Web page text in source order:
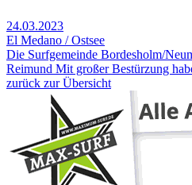
24.03.2023
El Medano / Ostsee
Die Surfgemeinde Bordesholm/
Reimund Mit großer Bestürzung
zurück zur Übersicht